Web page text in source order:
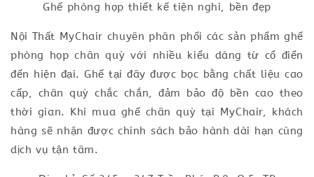
Ghế phòng họp thiết kế tiện nghi, bền đẹp
Nội Thất MyChair chuyên phân phối các sản phẩm ghế
phòng họp chân quỳ với nhiều kiểu dáng từ cổ điển
đến hiện đại. Ghế tại đây được bọc bằng chất liệu cao
cấp, chân quỳ chắc chắn, đảm bảo độ bền cao theo
thời gian. Khi mua ghế chân quỳ tại MyChair, khách
hàng sẽ nhận được chính sách bảo hành dài hạn cùng
dịch vụ tận tâm.